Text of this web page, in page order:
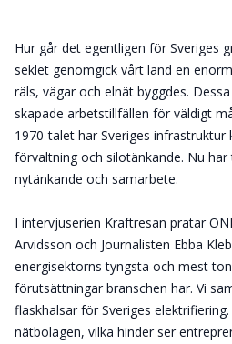
Hur går det egentligen för Sveriges
seklet genomgick vårt land en
räls, vägar och elnät byggdes.
skapade arbetstillfällen för väldigt
1970-talet har Sveriges infrastruktur
förvaltning och silotänkande. Nu
nytänkande och samarbete.
I intervjuserien Kraftresan pratar
Arvidsson och Journalisten Ebba
energisektorns tyngsta och mest
förutsättningar branschen har. Vi
flaskhalsar för Sveriges
nätbolagen, vilka hinder ser